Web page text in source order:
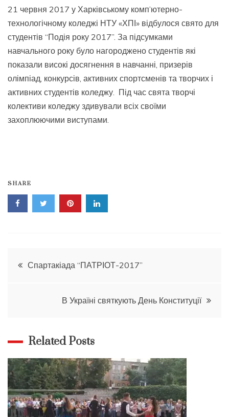
21 червня 2017 у Харківському комп’ютерно-
технологічному коледжі НТУ «ХПІ» відбулося свято для
студентів “Подія року 2017”. За підсумками
навчального року було нагороджено студентів які
показали високі досягнення в навчанні, призерів
олімпіад, конкурсів, активних спортсменів та творчих і
активних студентів коледжу. Під час свята творчі
колективи коледжу здивували всіх своїми
захоплюючими виступами.
SHARE
Навігація
Спартакіада “ПАТРІОТ-2017”
В Україні святкують День Конституції
Related Posts